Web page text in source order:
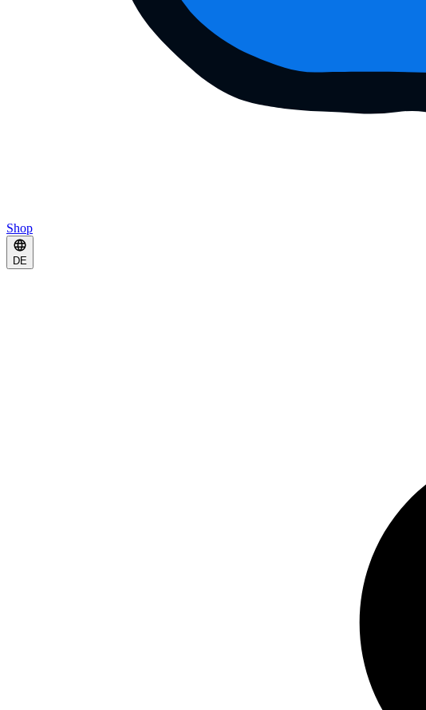
Shop
DE